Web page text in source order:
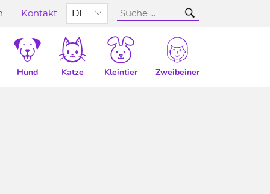
Kontakt DE
Hund Katze Kleintier Zweibeiner